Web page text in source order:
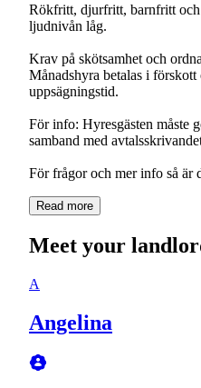
Rökfritt, djurfritt, barnfritt och
ljudnivån låg.
Krav på skötsamhet och
Månadshyra betalas i förskott
uppsägningstid.
För info: Hyresgästen måste
samband med
För frågor och mer info så är
Read more
Meet your
A
Angelina